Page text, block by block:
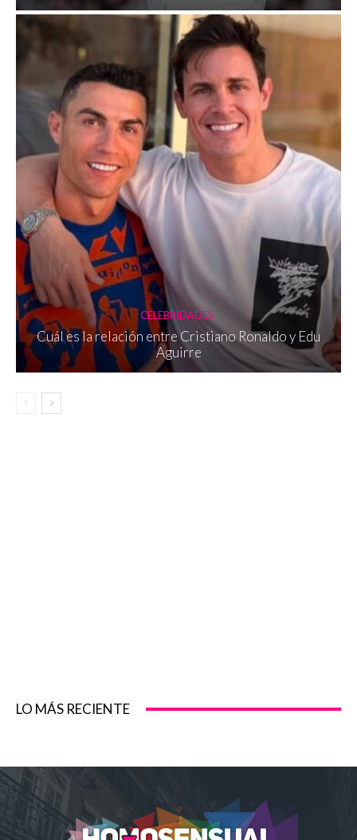
CELEBRIDADES
Cuál es la relación entre Cristiano Ronaldo y Edu
Aguirre
LO MÁS RECIENTE